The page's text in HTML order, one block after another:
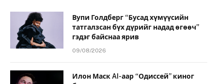
Вупи Голдберг “Бусад хүмүүсийн
татгалзсан бүх дүрийг надад өгөөч”
гэдэг байснаа ярив
09/08/2026
Илон Маск AI-аар “Одиссей” киног